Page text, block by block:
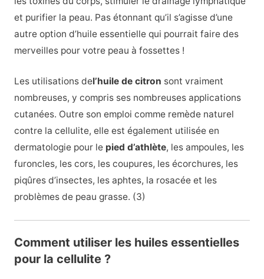
et purifier la peau. Pas étonnant qu’il s’agisse d’une
autre option d’huile essentielle qui pourrait faire des
merveilles pour votre peau à fossettes !
Les utilisations del’huile de citron sont vraiment
nombreuses, y compris ses nombreuses applications
cutanées. Outre son emploi comme remède naturel
contre la cellulite, elle est également utilisée en
dermatologie pour le pied d’athlète, les ampoules, les
furoncles, les cors, les coupures, les écorchures, les
piqûres d’insectes, les aphtes, la rosacée et les
problèmes de peau grasse. (3)
Comment utiliser les huiles essentielles
pour la cellulite ?